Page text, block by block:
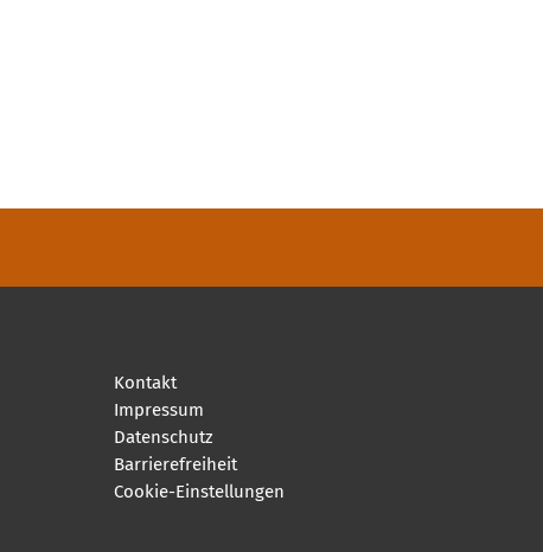
Kontakt
Impressum
Datenschutz
Barrierefreiheit
Cookie-Einstellungen